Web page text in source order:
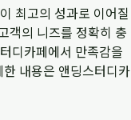
최고의 성과로 이어질
객의 니즈를 정확히 충
디카페에서 만족감을
내용은 앤딩스터디카